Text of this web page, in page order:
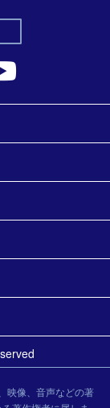
映像、音声などの著